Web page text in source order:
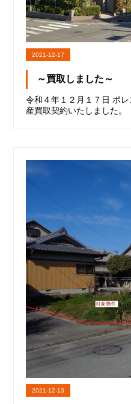
2021-12-17
～買取しました～
令和４年１２月１７日 ポ
産買取契約いたしました。
2021-12-13